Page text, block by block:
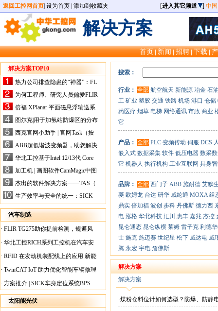
返回工控网首页 设为首页 添加到收藏夹 [进入其它频道 ] 中
解决方案
首页|新闻|招聘|下载|
解决方案TOP10
热力公司排查隐患的“神器”：FL
IR手持式热像仪，高效精准！
为何工程师、研究人员偏爱FLIR
X-HS系列热像仪？精准高效是
关键
倍福 XPlanar 平面磁悬浮输送系
统的创新应用
图尔克|用于加氢站防爆区的分布
式I/O解决方案
西克官网小助手 | 官网Task（按
任务选型）更新预告
ABB超低谐波变频器，助您解决
电气设备运行难题！
华北工控基于Intel 12/13代 Core
的ATX-6159嵌入式主板，推进
机器人市场
加工机 | 画图软件CamMagic中图
层整合的问题
杰出的软件解决方案——TAS（
Turck Automation Suite）
生产效率与安全的统一：SICK
关于机器人技术传感器解决方案
的采访
汽车制造
· FLIR TG275助你提前检测，规避风
险！
· 华北工控RICH系列工控机在汽车安
全检测行业中的应用
· RFID 在发动机装配线上的应用 新能
源汽车爆炸频发？
· TwinCAT IoT 助力优化智能车辆修理
· 方案推介 | SICK车身定位系统BPS
太阳能光伏
搜索：
行业： 全部 航空航天 新能源 冶金 石
工 矿业 塑胶 交通 铁路 机场 港口 仓储
药医疗 烟草 电梯 网络通讯 市政 商业
它
产品： 全部 PLC 变频传动 伺服 DCS
嵌入式 数据采集 软件 低压电器 数采
它 机器人 执行机构 工业互联网 具身
品牌： 全部 西门子 ABB 施耐德 艾默
菱 欧姆龙 台达 研华 威纶通 MOXA 组
鼎实 倍加福 波创 步科 丹佛斯 德力西
电 泓格 华北科技 汇川 惠丰 嘉兆 杰控
昆仑通态 昆仑纵横 莱姆 雷子克 利德
士 施克 施迈赛 世纪星 松下 威达电 威
腾 永宏 宇电 詹佛斯
解决方案
解决方案
·煤粉仓料位计如何选型？防爆、防静